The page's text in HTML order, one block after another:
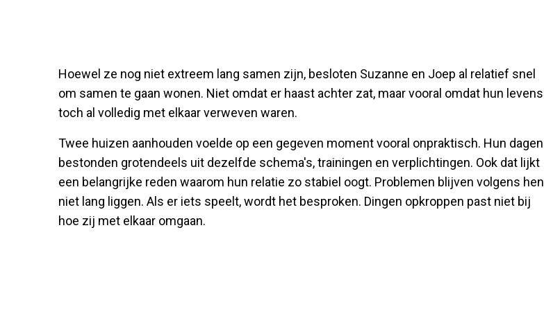
Hoewel ze nog niet extreem lang samen zijn, besloten Suzanne en Joep al relatief snel
om samen te gaan wonen. Niet omdat er haast achter zat, maar vooral omdat hun levens
toch al volledig met elkaar verweven waren.
Twee huizen aanhouden voelde op een gegeven moment vooral onpraktisch. Hun dagen
bestonden grotendeels uit dezelfde schema's, trainingen en verplichtingen. Ook dat lijkt
een belangrijke reden waarom hun relatie zo stabiel oogt. Problemen blijven volgens hen
niet lang liggen. Als er iets speelt, wordt het besproken. Dingen opkroppen past niet bij
hoe zij met elkaar omgaan.